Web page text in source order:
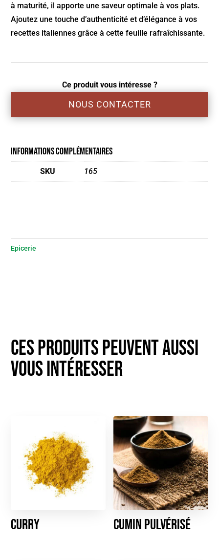
à maturité, il apporte une saveur optimale à vos plats.
Ajoutez une touche d’authenticité et d’élégance à vos
recettes italiennes grâce à cette feuille rafraîchissante.
Ce produit vous intéresse ?
NOUS CONTACTER
Informations complémentaires
SKU 165
Epicerie
Curry Cumin pulvérisé